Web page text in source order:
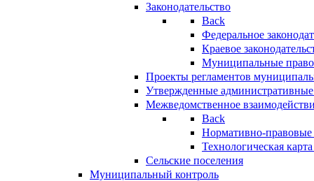
Законодательство
Back
Федеральное
Краевое
Муниципальные
Проекты регламентов
Утвержденные
Межведомственное
Back
Нормативно-правовые
Технологическая
Сельские поселения
Муниципальный контроль